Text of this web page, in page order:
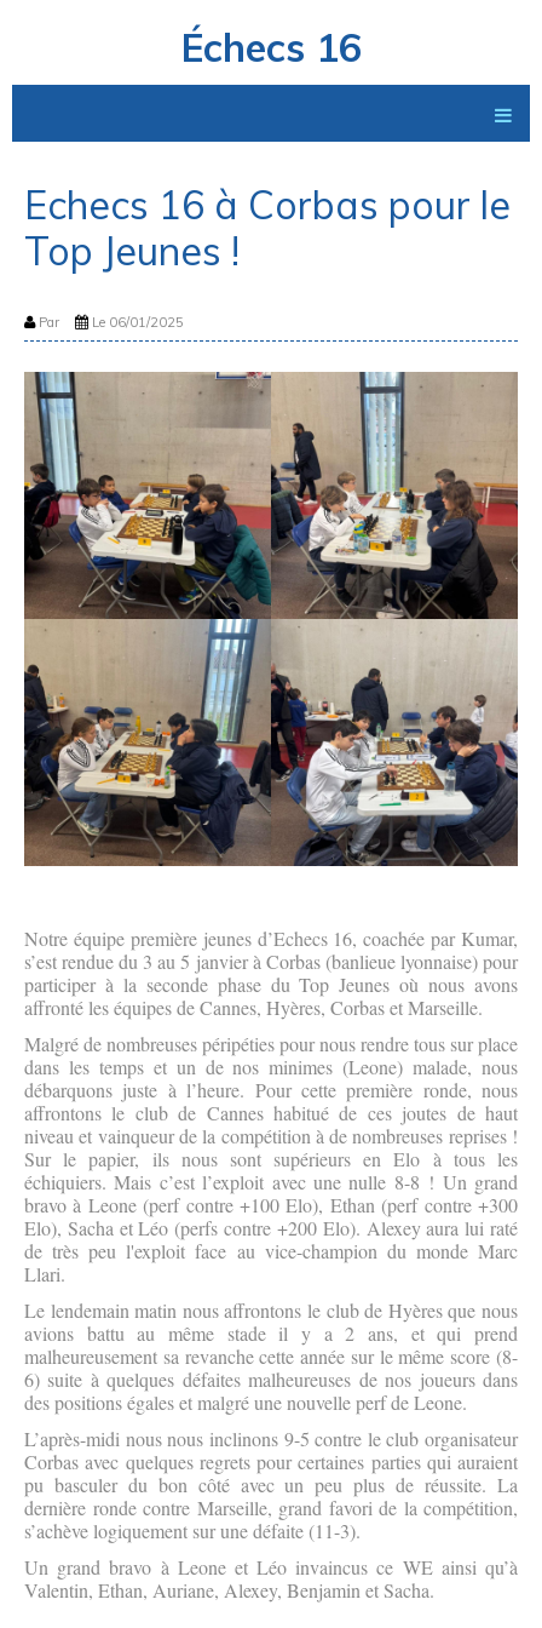
Échecs 16
Echecs 16 à Corbas pour le
Top Jeunes !
Par Le 06/01/2025
Notre équipe première jeunes d’Echecs 16, coachée par Kumar,
s’est rendue du 3 au 5 janvier à Corbas (banlieue lyonnaise) pour
participer à la seconde phase du Top Jeunes où nous avons
affronté les équipes de Cannes, Hyères, Corbas et Marseille.
Malgré de nombreuses péripéties pour nous rendre tous sur place
dans les temps et un de nos minimes (Leone) malade, nous
débarquons juste à l’heure. Pour cette première ronde, nous
affrontons le club de Cannes habitué de ces joutes de haut
niveau et vainqueur de la compétition à de nombreuses reprises !
Sur le papier, ils nous sont supérieurs en Elo à tous les
échiquiers. Mais c’est l’exploit avec une nulle 8-8 ! Un grand
bravo à Leone (perf contre +100 Elo), Ethan (perf contre +300
Elo), Sacha et Léo (perfs contre +200 Elo). Alexey aura lui raté
de très peu l'exploit face au vice-champion du monde Marc
Llari.
Le lendemain matin nous affrontons le club de Hyères que nous
avions battu au même stade il y a 2 ans, et qui prend
malheureusement sa revanche cette année sur le même score (8-
6) suite à quelques défaites malheureuses de nos joueurs dans
des positions égales et malgré une nouvelle perf de Leone.
L’après-midi nous nous inclinons 9-5 contre le club organisateur
Corbas avec quelques regrets pour certaines parties qui auraient
pu basculer du bon côté avec un peu plus de réussite. La
dernière ronde contre Marseille, grand favori de la compétition,
s’achève logiquement sur une défaite (11-3).
Un grand bravo à Leone et Léo invaincus ce WE ainsi qu’à
Valentin, Ethan, Auriane, Alexey, Benjamin et Sacha.